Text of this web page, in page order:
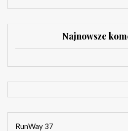
Najnowsze
RunWay 37